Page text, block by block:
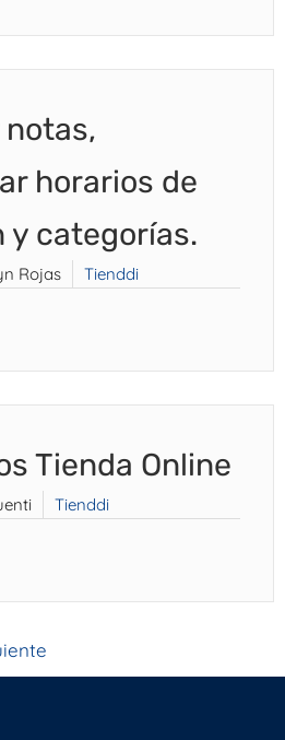
horarios de
y categorías.
Rojas Tienddi
Tienda Online
Tienddi